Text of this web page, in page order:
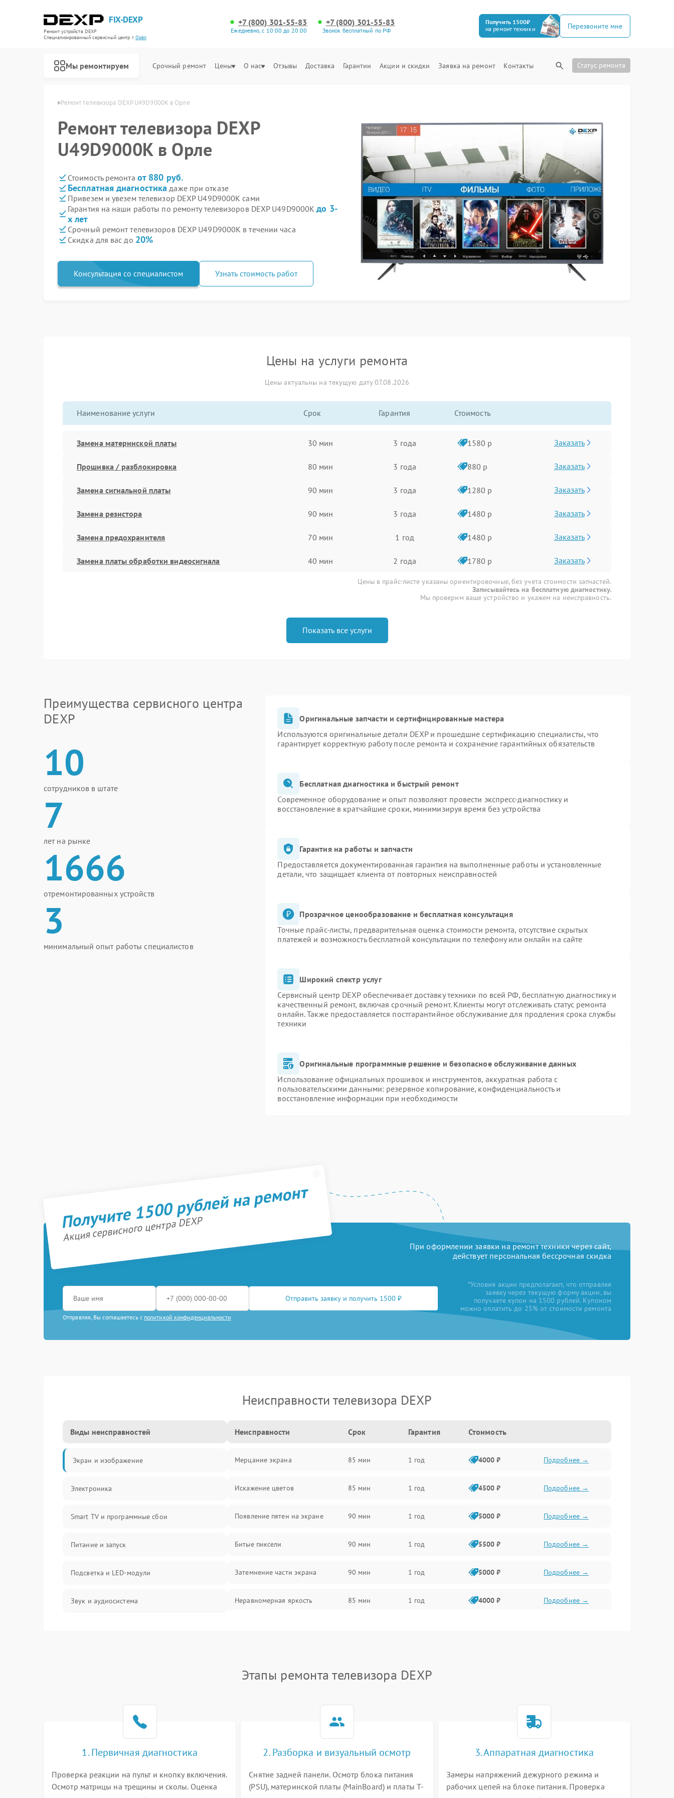
FIX-DEXP
Ремонт устройств DEXP
Специализированный cервисный центр г.Орёл
+7 (800) 301-55-83
Ежедневно, с 10:00 до 20:00
+7 (800) 301-55-83
Звонок бесплатный по РФ
Получить 1500₽
на ремонт техники
Перезвоните мне
Мы ремонтируем Срочный ремонт Цены О нас Отзывы Доставка Гарантии Акции и скидки Заявка на ремонт Контакты Статус ремонта
Ремонт телевизора DEXP U49D9000K в Орле
Ремонт телевизора DEXP
U49D9000K в Орле
Стоимость ремонта от 880 руб.
Бесплатная диагностика даже при отказе
Привезем и увезем телевизор DEXP U49D9000K сами
Гарантия на наши работы по ремонту телевизоров DEXP U49D9000Kдо 3-
х лет
Срочный ремонт телевизоров DEXP U49D9000K в течении часа
Скидка для вас до 20%
Консультация со специалистом Узнать стоимость работ
Цены на услуги ремонта
Цены актуальны на текущую дату 07.08.2026
Наименование услуги Срок Гарантия Стоимость
Замена материнской платы 30 мин 3 года 1580 р Заказать
Прошивка / разблокировка 80 мин 3 года 880 р Заказать
Замена сигнальной платы 90 мин 3 года 1280 р Заказать
Замена резистора 90 мин 3 года 1480 р Заказать
Замена предохранителя 70 мин 1 год 1480 р Заказать
Замена платы обработки видеосигнала 40 мин 2 года 1780 р Заказать
Цены в прайс-листе указаны ориентировочные, без учета стоимости запчастей.
Записывайтесь на бесплатную диагностику.
Мы проверим ваше устройство и укажем на неисправность.
Показать все услуги
Преимущества сервисного центра
DEXP
10
сотрудников в штате
7
лет на рынке
1666
отремонтированных устройств
3
минимальный опыт работы специалистов
Оригинальные запчасти и сертифицированные мастера
Используются оригинальные детали DEXP и прошедшие сертификацию специалисты, что
гарантирует корректную работу после ремонта и сохранение гарантийных обязательств
Бесплатная диагностика и быстрый ремонт
Современное оборудование и опыт позволяют провести экспресс-диагностику и
восстановление в кратчайшие сроки, минимизируя время без устройства
Гарантия на работы и запчасти
Предоставляется документированная гарантия на выполненные работы и установленные
детали, что защищает клиента от повторных неисправностей
Прозрачное ценообразование и бесплатная консультация
Точные прайс-листы, предварительная оценка стоимости ремонта, отсутствие скрытых
платежей и возможность бесплатной консультации по телефону или онлайн на сайте
Широкий спектр услуг
Сервисный центр DEXP обеспечивает доставку техники по всей РФ, бесплатную диагностику и
качественный ремонт, включая срочный ремонт. Клиенты могут отслеживать статус ремонта
онлайн. Также предоставляется постгарантийное обслуживание для продления срока службы
техники
Оригинальные программные решение и безопасное обслуживание данных
Использование официальных прошивок и инструментов, аккуратная работа с
пользовательскими данными: резервное копирование, конфиденциальность и
восстановление информации при необходимости
Получите 1500 рублей на ремонт
Акция сервисного центра DEXP
При оформлении заявки на ремонт техники через сайт,
действует персональная бессрочная скидка
Отправить заявку и получить 1500 ₽
Отправляя, Вы соглашаетесь с политикой конфиденциальности
*Условия акции предполагают, что отправляя
заявку через текущую форму акции, вы
получаете купон на 1500 рублей. Купоном
можно оплатить до 25% от стоимости ремонта
Неисправности телевизора DEXP
Виды неисправностей
Экран и изображение
Электроника
Smart TV и программные сбои
Питание и запуск
Подсветка и LED-модули
Звук и аудиосистема
Программное обеспечение
Корпус и механика
Неисправности Срок Гарантия Стоимость
Мерцание экрана 85 мин 1 год 4000 ₽ Подробнее →
Искажение цветов 85 мин 1 год 4500 ₽ Подробнее →
Появление пятен на экране 90 мин 1 год 5000 ₽ Подробнее →
Битые пиксели 90 мин 1 год 5500 ₽ Подробнее →
Затемнение части экрана 90 мин 1 год 5000 ₽ Подробнее →
Неравномерная яркость 85 мин 1 год 4000 ₽ Подробнее →
Этапы ремонта телевизора DEXP
1. Первичная диагностика
Проверка реакции на пульт и кнопку включения.
Осмотр матрицы на трещины и сколы. Оценка
2. Разборка и визуальный осмотр
Снятие задней панели. Осмотр блока питания
(PSU), материнской платы (MainBoard) и платы T-
3. Аппаратная диагностика
Замеры напряжений дежурного режима и
рабочих цепей на блоке питания. Проверка